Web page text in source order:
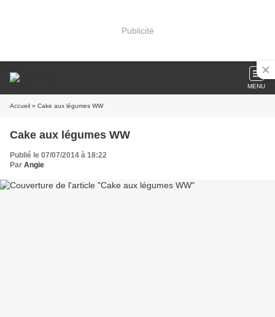
Publicité
MENU
Accueil » Cake aux légumes WW
Cake aux légumes WW
Publié le 07/07/2014 à 18:22
Par Angie